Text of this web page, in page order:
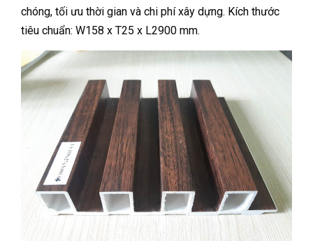
chóng, tối ưu thời gian và chi phí xây dựng. Kích thước
tiêu chuẩn: W158 x T25 x L2900 mm.